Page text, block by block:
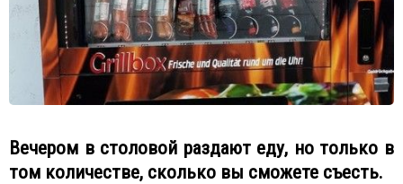
Вечером в столовой раздают еду, но только в
том количестве, сколько вы сможете съесть.